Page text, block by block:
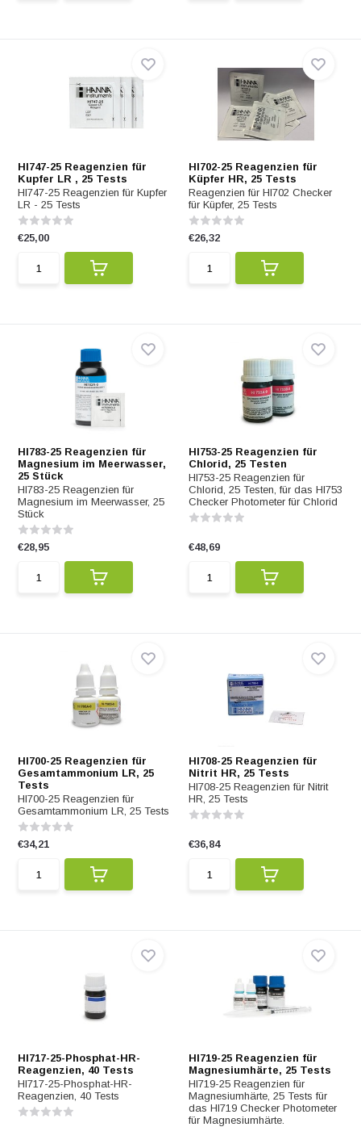
HI747-25 Reagenzien für
Kupfer LR , 25 Tests
HI747-25 Reagenzien für Kupfer
LR - 25 Tests
€25,00
HI702-25 Reagenzien für
Küpfer HR, 25 Tests
Reagenzien für HI702 Checker
für Küpfer, 25 Tests
€26,32
HI783-25 Reagenzien für
Magnesium im Meerwasser,
25 Stück
HI783-25 Reagenzien für
Magnesium im Meerwasser, 25
Stück
€28,95
HI753-25 Reagenzien für
Chlorid, 25 Testen
HI753-25 Reagenzien für
Chlorid, 25 Testen, für das HI753
Checker Photometer für Chlorid
€48,69
HI700-25 Reagenzien für
Gesamtammonium LR, 25
Tests
HI700-25 Reagenzien für
Gesamtammonium LR, 25 Tests
€34,21
HI708-25 Reagenzien für
Nitrit HR, 25 Tests
HI708-25 Reagenzien für Nitrit
HR, 25 Tests
€36,84
HI717-25-Phosphat-HR-
Reagenzien, 40 Tests
HI717-25-Phosphat-HR-
Reagenzien, 40 Tests
HI719-25 Reagenzien für
Magnesiumhärte, 25 Tests
HI719-25 Reagenzien für
Magnesiumhärte, 25 Tests für
das HI719 Checker Photometer
für Magnesiumhärte.